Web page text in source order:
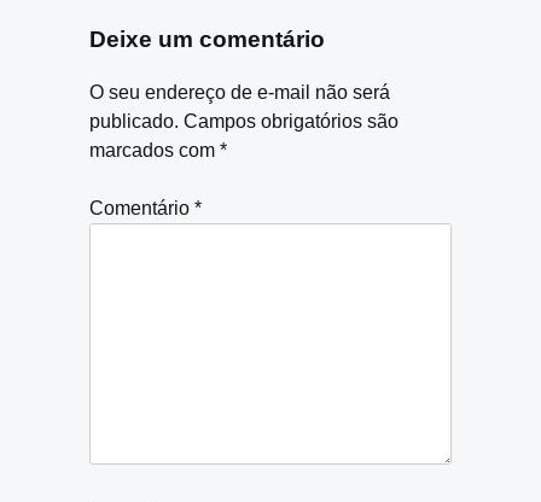
Deixe um comentário
O seu endereço de e-mail não será
publicado. Campos obrigatórios são
marcados com *
Comentário *